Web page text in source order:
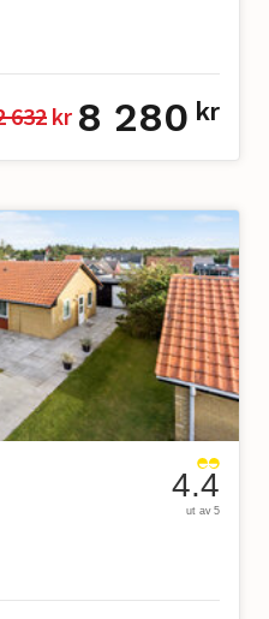
632 kr 8 280 kr
4.4
ut av 5